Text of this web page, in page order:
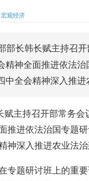
宏观经济
部长韩长赋主持召
精神全面推进依法
中全会精神深入推进
赋主持召开部常务
推进依法治国专题
神深入推进农业法治
专题研讨班上的重